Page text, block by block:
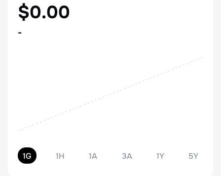
$0.00
-
1G 1H 1A 3A 1Y 5Y